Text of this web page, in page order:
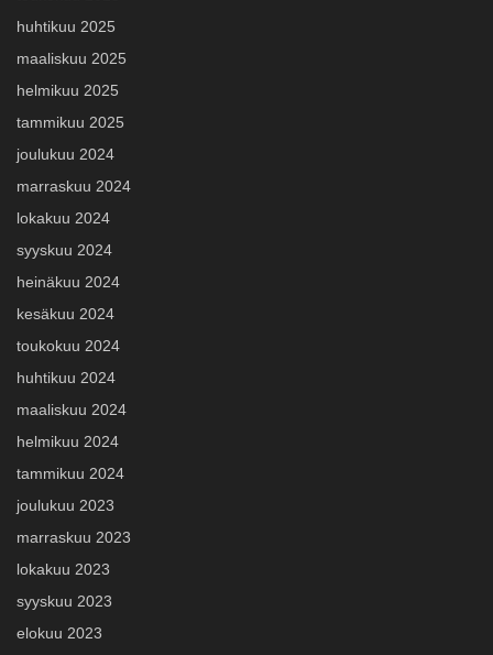
huhtikuu 2025
maaliskuu 2025
helmikuu 2025
tammikuu 2025
joulukuu 2024
marraskuu 2024
lokakuu 2024
syyskuu 2024
heinäkuu 2024
kesäkuu 2024
toukokuu 2024
huhtikuu 2024
maaliskuu 2024
helmikuu 2024
tammikuu 2024
joulukuu 2023
marraskuu 2023
lokakuu 2023
syyskuu 2023
elokuu 2023